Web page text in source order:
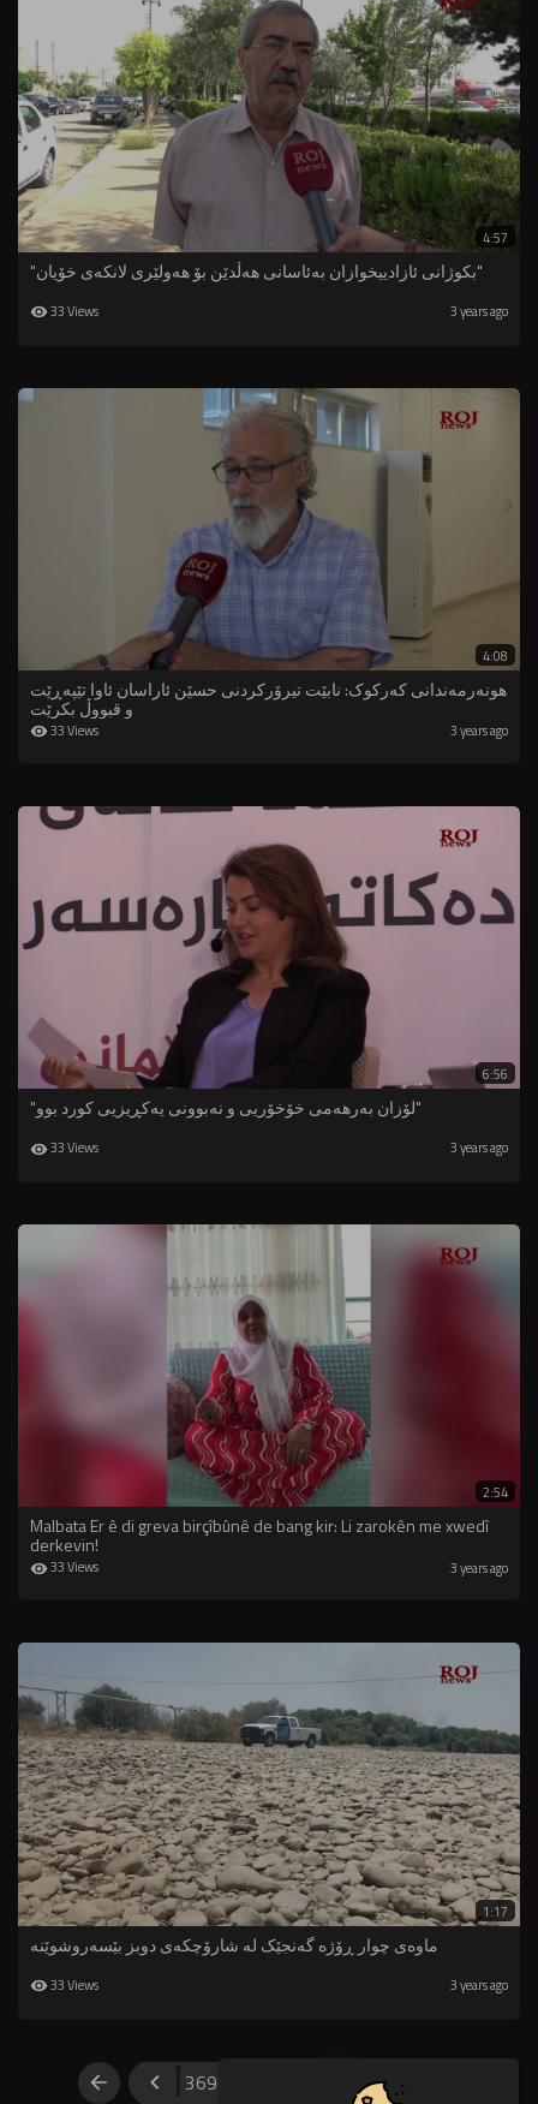
4:57
"بکوژانی ئازادییخوازان بەئاسانی هەڵدێن بۆ هەولێری لانکەی خۆیان"
33 Views 3 years ago
4:08
هونەرمەندانی کەرکوک: نابێت تیرۆرکردنى حسێن ئاراسان ئاوا تێپەڕێت
و قبووڵ بکرێت
33 Views 3 years ago
6:56
"لۆزان بەرهەمی خۆخۆریی و نەبوونی یەکڕیزیی کورد بوو"
33 Views 3 years ago
2:54
Malbata Er ê di greva birçîbûnê de bang kir: Li zarokên me xwedî
derkevin!
33 Views 3 years ago
1:17
ماوەی چوار ڕۆژە گەنجێک لە شارۆچکەی دوبز بێسەروشوێنە
33 Views 3 years ago
369